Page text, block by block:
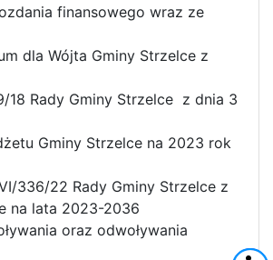
finansowego wraz ze
dla Wójta Gminy Strzelce z
18 Rady Gminy Strzelce z dnia 3
Gminy Strzelce na 2023 rok
336/22 Rady Gminy Strzelce z
na lata 2023-2036
oraz odwoływania